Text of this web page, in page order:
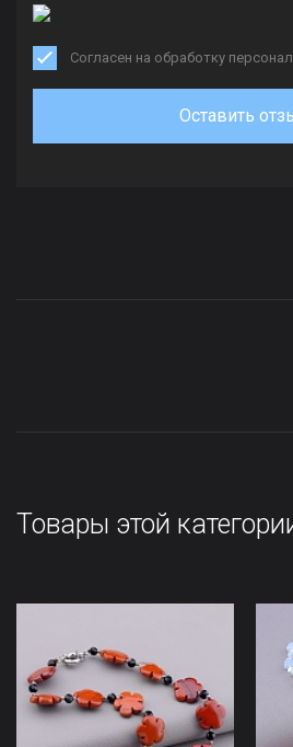
Согласен на обработку
Оставить
Товары этой